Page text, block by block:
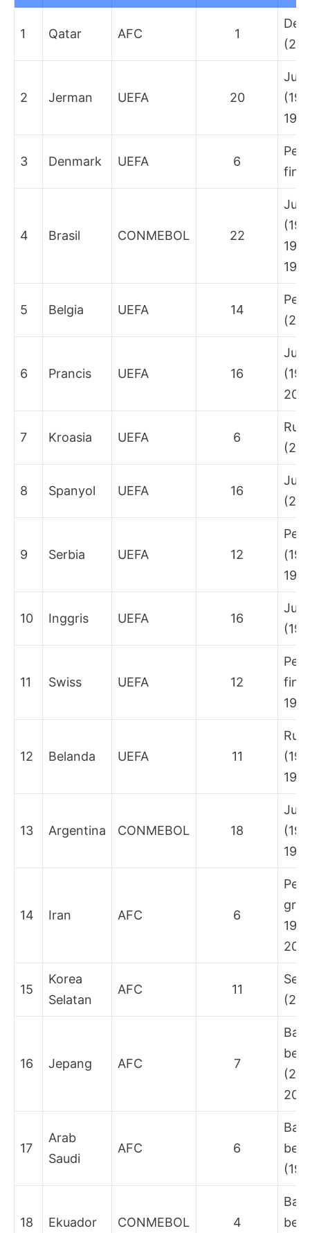
1 Qatar AFC 1
2 Jerman UEFA 20
3 Denmark UEFA 6
4 Brasil CONMEBOL 22
5 Belgia UEFA 14
6 Prancis UEFA 16
7 Kroasia UEFA 6
8 Spanyol UEFA 16
9 Serbia UEFA 12
10 Inggris UEFA 16
11 Swiss UEFA 12
12 Belanda UEFA 11
13 Argentina CONMEBOL 18
14 Iran AFC 6
15
Korea
Selatan
AFC 11
16 Jepang AFC 7
17
Arab
Saudi
AFC 6
18 Ekuador CONMEBOL 4